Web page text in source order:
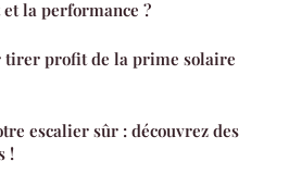
la performance ?
tirer profit de la prime solaire
escalier sûr : découvrez des
!